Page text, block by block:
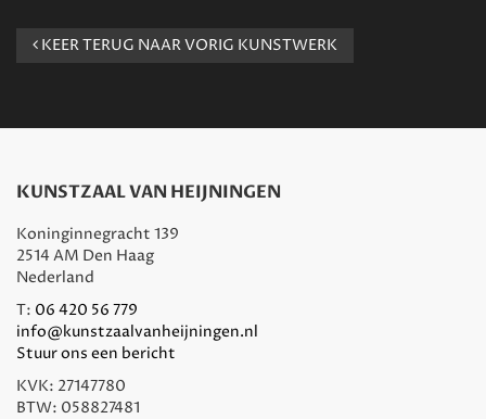
KEER TERUG NAAR VORIG KUNSTWERK
KUNSTZAAL VAN HEIJNINGEN
Koninginnegracht 139
2514 AM Den Haag
Nederland
T: 06 420 56 779
info@kunstzaalvanheijningen.nl
Stuur ons een bericht
KVK: 27147780
BTW: 058827481